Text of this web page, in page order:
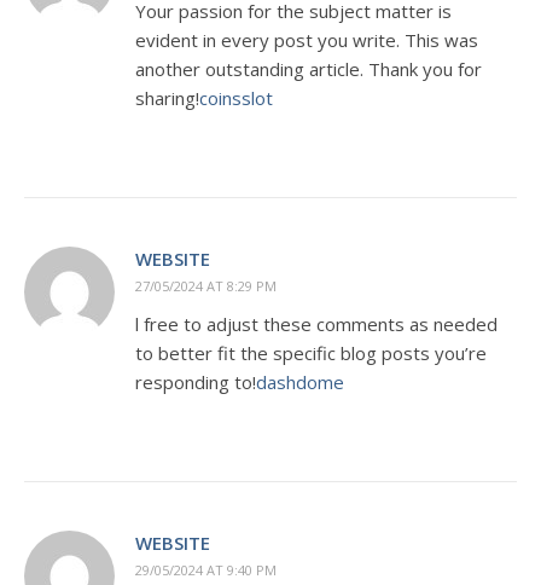
Your passion for the subject matter is
evident in every post you write. This was
another outstanding article. Thank you for
sharing!coinsslot
WEBSITE
27/05/2024 AT 8:29 PM
l free to adjust these comments as needed
to better fit the specific blog posts you’re
responding to!dashdome
WEBSITE
29/05/2024 AT 9:40 PM